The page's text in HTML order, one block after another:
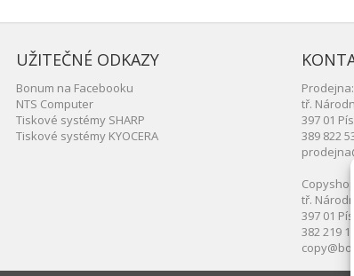
UŽITEČNÉ ODKAZY
Bonum na Facebooku
NTS Computer
Tiskové systémy SHARP
Tiskové systémy KYOCERA
Prodejna:
tř.
397 01
389 822
Copyshop:
tř.
397 01
382 219 150